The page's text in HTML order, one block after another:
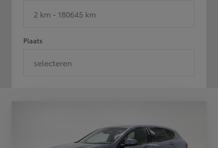
2 km - 180645 km
Plaats
selecteren